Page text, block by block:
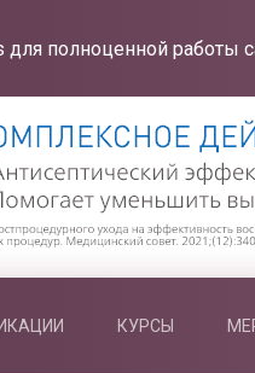
полноценной работы
КУРСЫ